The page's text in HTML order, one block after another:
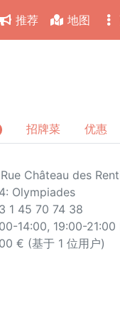
推荐 地图
招牌菜 优惠
Château des
Olympiades
1 45 70 74 38
14:00, 19:00-21:00
€ (基于 1 位用户)